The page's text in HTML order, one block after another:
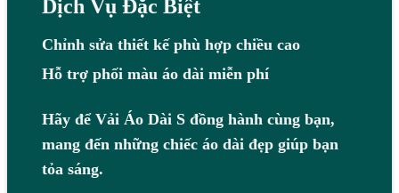
Dịch Vụ Đặc Biệt
Chỉnh sửa thiết kế phù hợp chiều cao
Hỗ trợ phối màu áo dài miễn phí
Hãy để Vải Áo Dài S đồng hành cùng bạn,
mang đến những chiếc áo dài đẹp giúp bạn
tỏa sáng.